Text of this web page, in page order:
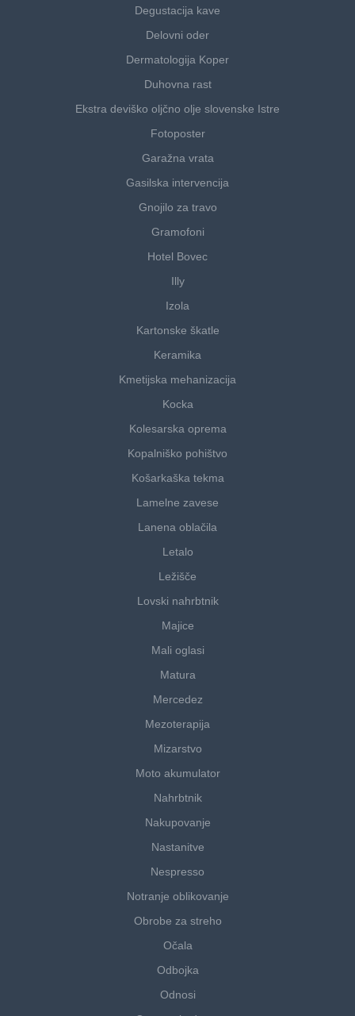
Degustacija kave
Delovni oder
Dermatologija Koper
Duhovna rast
Ekstra deviško oljčno olje slovenske Istre
Fotoposter
Garažna vrata
Gasilska intervencija
Gnojilo za travo
Gramofoni
Hotel Bovec
Illy
Izola
Kartonske škatle
Keramika
Kmetijska mehanizacija
Kocka
Kolesarska oprema
Kopalniško pohištvo
Košarkaška tekma
Lamelne zavese
Lanena oblačila
Letalo
Ležišče
Lovski nahrbtnik
Majice
Mali oglasi
Matura
Mercedez
Mezoterapija
Mizarstvo
Moto akumulator
Nahrbtnik
Nakupovanje
Nastanitve
Nespresso
Notranje oblikovanje
Obrobe za streho
Očala
Odbojka
Odnosi